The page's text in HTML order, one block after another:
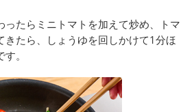
ったらミニトマトを加えて炒め、トマ
きたら、しょうゆを回しかけて1分ほ
。